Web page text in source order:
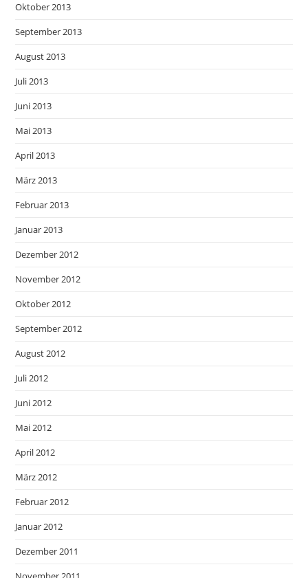
Oktober 2013
September 2013
August 2013
Juli 2013
Juni 2013
Mai 2013
April 2013
März 2013
Februar 2013
Januar 2013
Dezember 2012
November 2012
Oktober 2012
September 2012
August 2012
Juli 2012
Juni 2012
Mai 2012
April 2012
März 2012
Februar 2012
Januar 2012
Dezember 2011